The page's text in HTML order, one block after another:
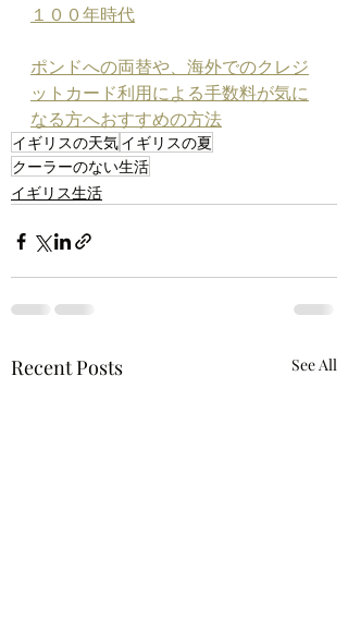
１００年時代
ポンドへの両替や、海外でのクレジ
ットカード利用による手数料が気に
なる方へおすすめの方法
イギリスの天気イギリスの夏
クーラーのない生活
イギリス生活
Recent Posts See All